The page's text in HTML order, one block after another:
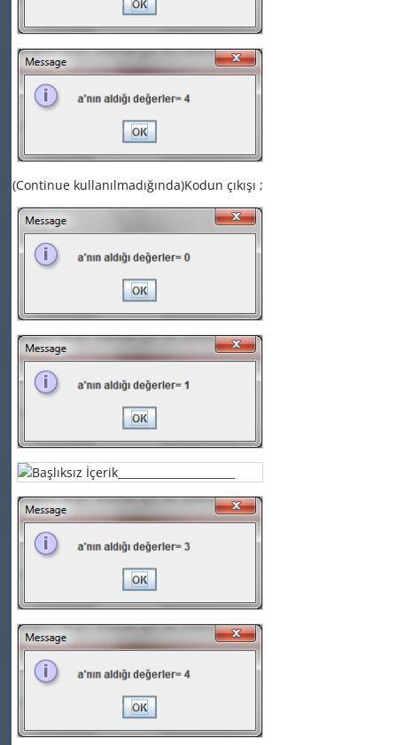
(Continue kullanılmadığında)Kodun çıkışı ;